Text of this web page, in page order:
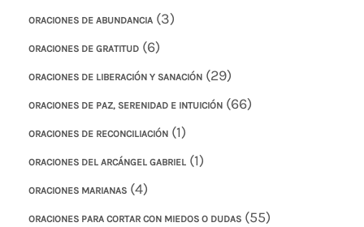
ORACIONES DE ABUNDANCIA (3)
ORACIONES DE GRATITUD (6)
ORACIONES DE LIBERACIÓN Y SANACIÓN (29)
ORACIONES DE PAZ, SERENIDAD E INTUICIÓN (66)
ORACIONES DE RECONCILIACIÓN (1)
ORACIONES DEL ARCÁNGEL GABRIEL (1)
ORACIONES MARIANAS (4)
ORACIONES PARA CORTAR CON MIEDOS O DUDAS (55)